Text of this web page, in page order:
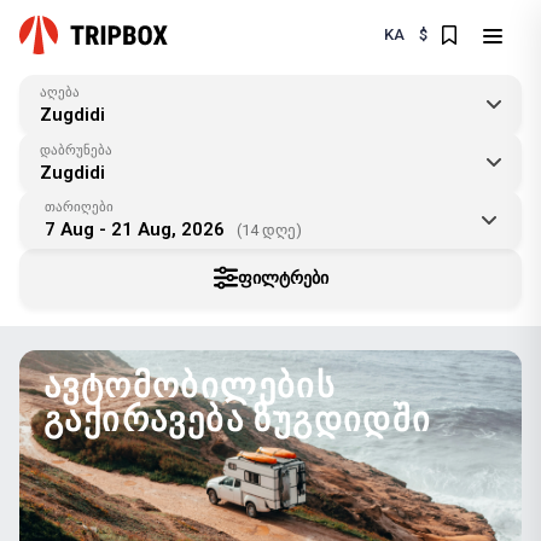
KA $
აღება
Zugdidi
დაბრუნება
Zugdidi
თარიღები
7 Aug - 21 Aug, 2026 (14 დღე)
ᲤᲘᲚᲢᲠᲔᲑᲘ
ᲐᲕᲢᲝᲛᲝᲑᲘᲚᲔᲑᲘᲡ
ᲒᲐᲥᲘᲠᲐᲕᲔᲑᲐ ᲖᲣᲒᲓᲘᲓᲨᲘ